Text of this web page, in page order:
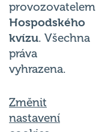
provozovatelem
Hospodského
kvízu. Všechna
práva
vyhrazena.
Změnit
nastavení